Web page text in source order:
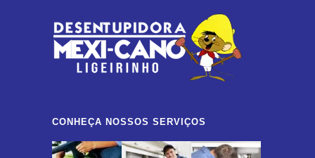
CONHEÇA NOSSOS SERVIÇOS